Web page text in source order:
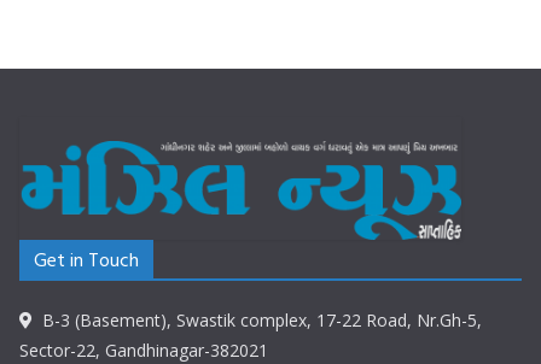
Get in Touch
B-3 (Basement), Swastik complex, 17-22 Road, Nr.Gh-5,
Sector-22, Gandhinagar-382021